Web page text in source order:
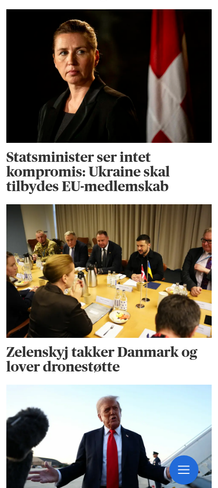
Statsminister ser intet
kompromis: Ukraine skal
tilbydes EU-medlemskab
Zelenskyj takker Danmark og
lover dronestøtte